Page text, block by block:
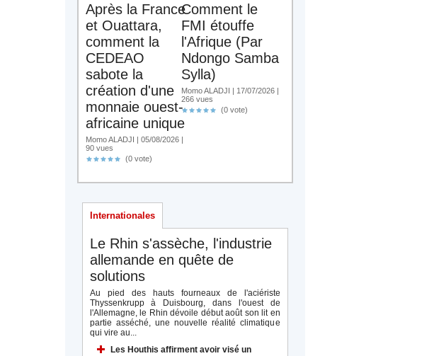
Après la France
et Ouattara,
comment la
CEDEAO
sabote la
création d'une
monnaie ouest-
africaine unique
Momo ALADJI | 05/08/2026 |
90 vues
(0 vote)
Comment le
FMI étouffe
l'Afrique (Par
Ndongo Samba
Sylla)
Momo ALADJI | 17/07/2026 |
266 vues
(0 vote)
Internationales
Le Rhin s'assèche, l'industrie
allemande en quête de
solutions
Au pied des hauts fourneaux de l'aciériste
Thyssenkrupp à Duisbourg, dans l'ouest de
l'Allemagne, le Rhin dévoile début août son lit en
partie asséché, une nouvelle réalité climatique
qui vire au...
Les Houthis affirment avoir visé un